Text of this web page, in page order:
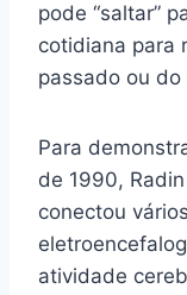
pode “saltar”
cotidiana para
passado ou do
Para
de 1990,
conectou
atividade